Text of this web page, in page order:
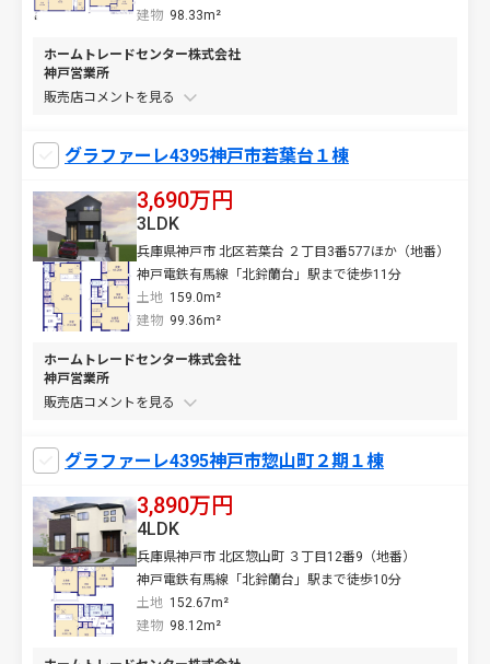
建物 98.33m²
ホームトレードセンター株式会社
神戸営業所
販売店コメントを
グラファーレ4395神戸市若葉台１棟
3,690万円
兵庫県神戸市 北区若葉台 ２丁目3番577ほか（地番）
神戸電鉄有馬線「北鈴蘭台」駅まで徒歩11分
土地 159.0m²
3LDK
建物 99.36m²
ホームトレードセンター株式会社
神戸営業所
販売店コメントを
グラファーレ4395神戸市惣山町２期１棟
3,890万円
兵庫県神戸市 北区惣山町 ３丁目12番9（地番）
神戸電鉄有馬線「北鈴蘭台」駅まで徒歩10分
土地 152.67m²
4LDK
建物 98.12m²